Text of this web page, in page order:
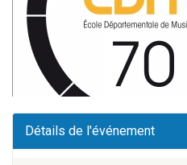
Détails de l'événement